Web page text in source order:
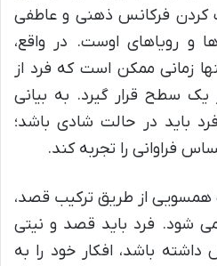
کردن فرکانس ذهنی و عاطفی
و رویاهای اوست. در واقع،
زمانی ممکن است که فرد از
یک سطح قرار گیرد. به بیانی
باید در حالت شادی باشد؛
فراوانی را تجربه کند.
همسویی از طریق ترکیب قصد،
شود. فرد باید قصد و نیتی
باشد، افکار خود را به